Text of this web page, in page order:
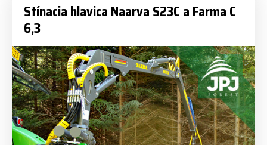
Stínacia hlavica Naarva S23C a Farma C
6,3